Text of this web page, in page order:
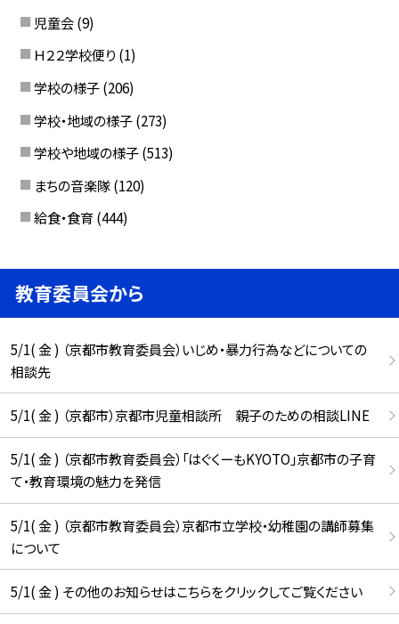
児童会 (9)
Ｈ２２学校便り (1)
学校の様子 (206)
学校・地域の様子 (273)
学校や地域の様子 (513)
まちの音楽隊 (120)
給食・食育 (444)
教育委員会から
5/1( 金 ) （京都市教育委員会）いじめ・暴力行為などについての
相談先
5/1( 金 ) （京都市）京都市児童相談所 親子のための相談LINE
5/1( 金 ) （京都市教育委員会）「はぐくーもKYOTO」京都市の子育
て・教育環境の魅力を発信
5/1( 金 ) （京都市教育委員会）京都市立学校・幼稚園の講師募集
について
5/1( 金 ) その他のお知らせはこちらをクリックしてご覧ください